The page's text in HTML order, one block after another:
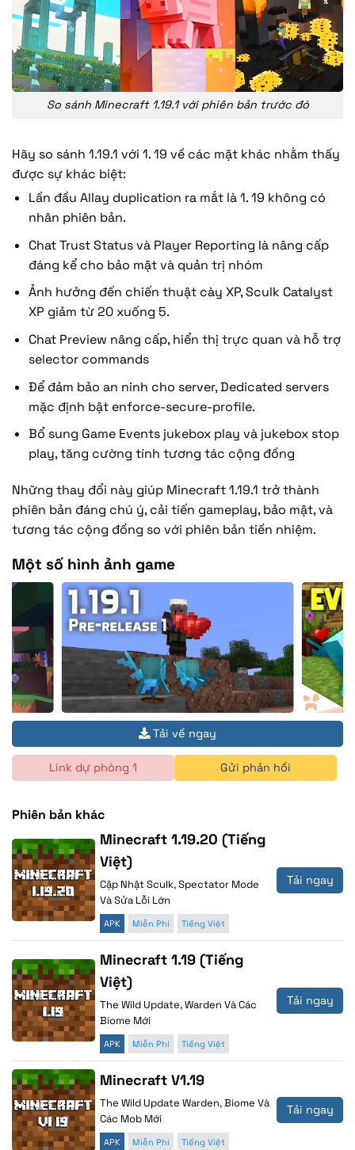
So sánh Minecraft 1.19.1 với phiên bản trước đó
Hãy so sánh 1.19.1 với 1. 19 về các mặt khác nhằm thấy
được sự khác biệt:
Lần đầu Allay duplication ra mắt là 1. 19 không có
nhân phiên bản.
Chat Trust Status và Player Reporting là nâng cấp
đáng kể cho bảo mật và quản trị nhóm
Ảnh hưởng đến chiến thuật cày XP, Sculk Catalyst
XP giảm từ 20 xuống 5.
Chat Preview nâng cấp, hiển thị trực quan và hỗ trợ
selector commands
Để đảm bảo an ninh cho server, Dedicated servers
mặc định bật enforce-secure-profile.
Bổ sung Game Events jukebox play và jukebox stop
play, tăng cường tính tương tác cộng đồng
Những thay đổi này giúp Minecraft 1.19.1 trở thành
phiên bản đáng chú ý, cải tiến gameplay, bảo mật, và
tương tác cộng đồng so với phiên bản tiền nhiệm.
Một số hình ảnh game
Tải về ngay
Link dự phòng 1 Gửi phản hồi
Phiên bản khác
Minecraft 1.19.20 (Tiếng
Việt)
Cập Nhật Sculk, Spectator Mode
Và Sửa Lỗi Lớn
APK Miễn Phí Tiếng Việt
Tải ngay
Minecraft 1.19 (Tiếng
Việt)
The Wild Update, Warden Và Các
Biome Mới
APK Miễn Phí Tiếng Việt
Tải ngay
Minecraft V1.19
The Wild Update Warden, Biome Và
Các Mob Mới
APK Miễn Phí Tiếng Việt
Tải ngay